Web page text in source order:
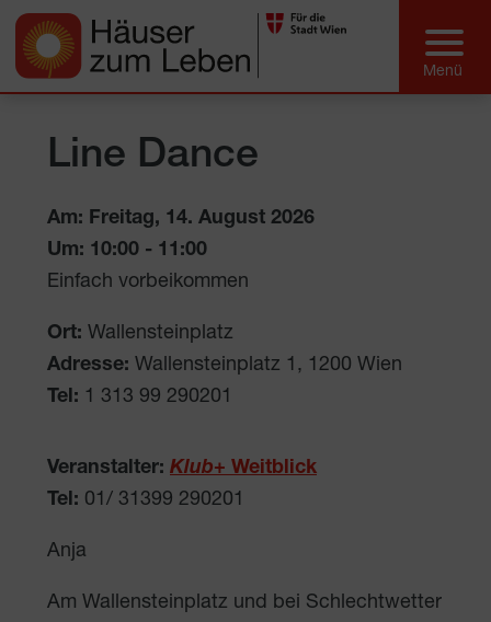
Line Dance
Am: Freitag, 14. August 2026
Um: 10:00 - 11:00
Einfach vorbeikommen
Ort: Wallensteinplatz
Adresse: Wallensteinplatz 1 , 1200 Wien
Tel: 1 313 99 290201
Veranstalter: Klub+ Weitblick
Tel: 01/ 31399 290201
Anja
Am Wallensteinplatz und bei Schlechtwetter